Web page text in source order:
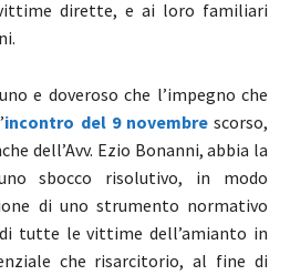
dirette, e ai loro familiari
e doveroso che l’impegno che
incontro del 9 novembrescorso,
dell’Avv. Ezio Bonanni, abbia la
sbocco risolutivo, in modo
di uno strumento normativo
tutte le vittime dell’amianto in
che risarcitorio, al fine di